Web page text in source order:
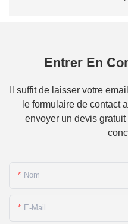
Entrer En
Il suffit de laisser votre
le formulaire de contact
envoyer un devis
Nom
E-Mail